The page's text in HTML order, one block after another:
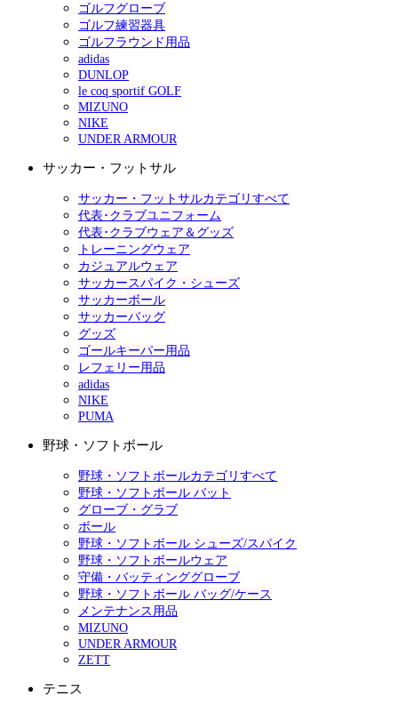
ゴルフグローブ
ゴルフ練習器具
ゴルフラウンド用品
adidas
DUNLOP
le coq sportif GOLF
MIZUNO
NIKE
UNDER ARMOUR
サッカー・フットサル
サッカー・フットサルカテゴリすべて
代表･クラブユニフォーム
代表･クラブウェア＆グッズ
トレーニングウェア
カジュアルウェア
サッカースパイク・シューズ
サッカーボール
サッカーバッグ
グッズ
ゴールキーパー用品
レフェリー用品
adidas
NIKE
PUMA
野球・ソフトボール
野球・ソフトボールカテゴリすべて
野球・ソフトボール バット
グローブ・グラブ
ボール
野球・ソフトボール シューズ/スパイク
野球・ソフトボールウェア
守備・バッティンググローブ
野球・ソフトボール バッグ/ケース
メンテナンス用品
MIZUNO
UNDER ARMOUR
ZETT
テニス